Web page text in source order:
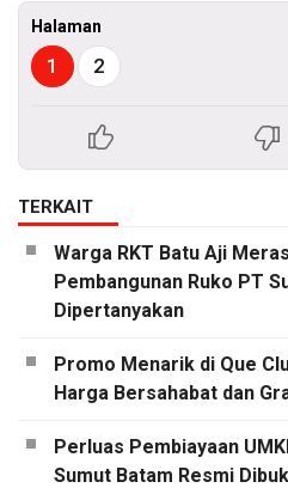
Halaman
1 2
TERKAIT
Warga RKT Batu Aji
Pembangunan Ruko PT
Dipertanyakan
Promo Menarik di Que
Harga Bersahabat dan
Perluas Pembiayaan
Sumut Batam Resmi